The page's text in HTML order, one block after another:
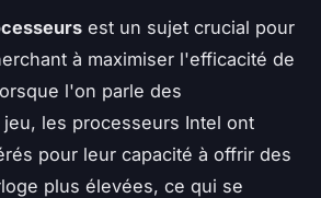
est un sujet crucial pour
à maximiser l'efficacité de
l'on parle des
les processeurs Intel ont
pour leur capacité à offrir des
plus élevées, ce qui se